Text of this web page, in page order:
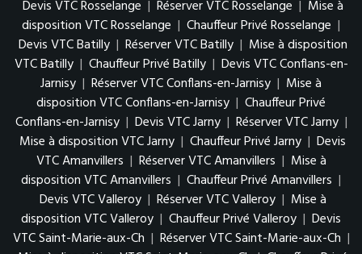
Devis VTC Rosselange | Réserver VTC Rosselange | Mise à
disposition VTC Rosselange | Chauffeur Privé Rosselange |
Devis VTC Batilly | Réserver VTC Batilly | Mise à disposition
VTC Batilly | Chauffeur Privé Batilly | Devis VTC Conflans-en-
Jarnisy | Réserver VTC Conflans-en-Jarnisy | Mise à
disposition VTC Conflans-en-Jarnisy | Chauffeur Privé
Conflans-en-Jarnisy | Devis VTC Jarny | Réserver VTC Jarny |
Mise à disposition VTC Jarny | Chauffeur Privé Jarny | Devis
VTC Amanvillers | Réserver VTC Amanvillers | Mise à
disposition VTC Amanvillers | Chauffeur Privé Amanvillers |
Devis VTC Valleroy | Réserver VTC Valleroy | Mise à
disposition VTC Valleroy | Chauffeur Privé Valleroy | Devis
VTC Saint-Marie-aux-Ch | Réserver VTC Saint-Marie-aux-Ch |